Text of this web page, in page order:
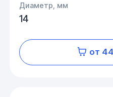
Диаметр, мм
14
от